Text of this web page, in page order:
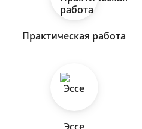
Практическая работа